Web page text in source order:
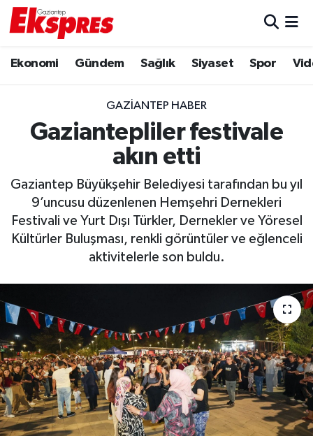
Ekonomi Gündem Sağlık Siyaset Spor
GAZIANTEP HABER
Gaziantepliler festivale
akın etti
Gaziantep Büyükşehir Belediyesi tarafından bu yıl
9’uncusu düzenlenen Hemşehri Dernekleri
Festivali ve Yurt Dışı Türkler, Dernekler ve Yöresel
Kültürler Buluşması, renkli görüntüler ve eğlenceli
aktivitelerle son buldu.
Ekonomi
Gaziantep son dakika
Gündem
Haberler
Müzik
Piyasa
Resmi İlanlar
Trafik Durumu
Puan Durumu ve Fikstür
Tüm Manşetler
Son Dakika Haberleri
Haber Arşivi